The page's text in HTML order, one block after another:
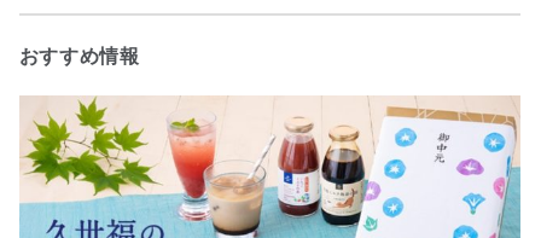
おすすめ情報